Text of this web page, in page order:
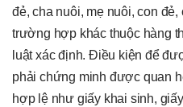
đẻ, cha nuôi, mẹ nuôi, con
trường hợp khác thuộc hàng
luật xác định. Điều kiện để
phải chứng minh được quan
hợp lệ như giấy khai sinh,